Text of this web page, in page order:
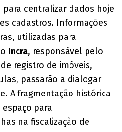
para centralizar dados hoje
cadastros. Informações
utilizadas para
Incra, responsável pelo
registro de imóveis,
passarão a dialogar
A fragmentação histórica
para
na fiscalização de